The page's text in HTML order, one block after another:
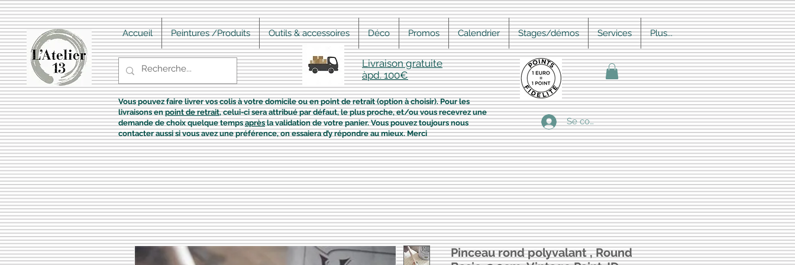
Accueil Peintures /Produits Outils & accessoires Déco Promos Calendrier Stages/démos Services Plus...
Livraison gratuite
àpd. 100€
Se connecter
Vous pouvez faire livrer vos colis à votre domicile ou en point de retrait (option à choisir). Pour les
livraisons enpoint de retrait, celui-ci sera attribué par défaut, le plus proche, et/ou vous recevrez une
demande de choix quelque tempsaprèsla validation de votre panier. Vous pouvez toujours nous
contacter aussi si vous avez une préférence, on essaiera d’y répondre au mieux. Merci
Pinceau rond polyvalant , Round